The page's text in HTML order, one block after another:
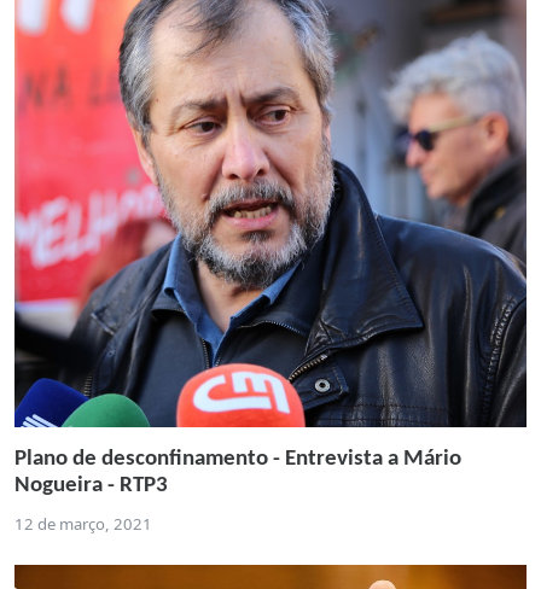
Plano de desconfinamento - Entrevista a Mário
Nogueira - RTP3
12 de março, 2021